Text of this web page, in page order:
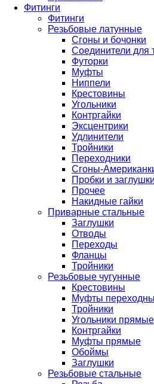
Фитинги
Фитинги
Резьбовые латунные
Сгоны и бочонки
Соединители для
Футорки
Муфты
Ниппели
Крестовины
Угольники
Контргайки
Эксцентрики
Удлинители
Тройники
Переходники
Сгоны-
Пробки и заглушки
Прочее
Накидные гайки
Приварные стальные
Заглушки
Отводы
Переходы
Фланцы
Тройники
Резьбовые чугунные
Крестовины
Муфты
Тройники
Угольники прямые
Контргайки
Муфты прямые
Обоймы
Заглушки
Резьбовые стальные